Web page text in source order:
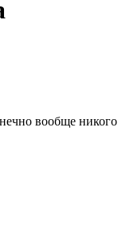
вообще никого